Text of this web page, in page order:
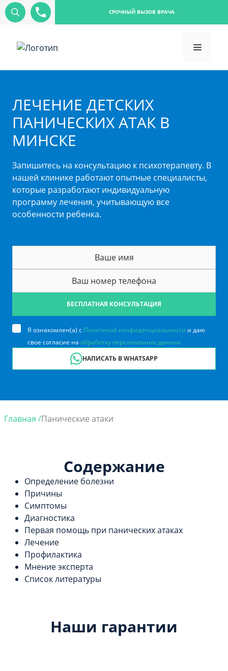
СРОЧНЫЙ ВЫЗОВ ВРАЧА
ЛЕЧЕНИЕ ДЕТСКИХ
ПАНИЧЕСКИХ АТАК В
МИНСКЕ
Запишитесь на консультацию к психотерапевту. В
нашей клинике работают опытные специалисты,
которые разработают индивидуальную
программу лечения, учитывающую все
особенности ребенка.
БЕСПЛАТНАЯ КОНСУЛЬТАЦИЯ
Я ознакомлен(а) с Политикой конфиденциальности и даю
свое согласие на обработку персональных данных
НАПИСАТЬ В WHATSAPP
Главная /Панические атаки
Содержание
Определение болезни
Причины
Симптомы
Диагностика
Первая помощь при панических атаках
Лечение
Профилактика
Мнение эксперта
Список литературы
Наши гарантии